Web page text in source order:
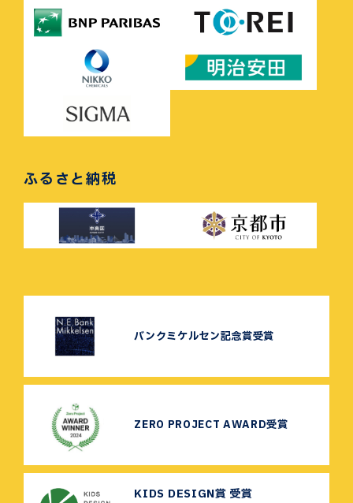
ふるさと納税
バンクミケルセン記念賞受賞
ZERO PROJECT AWARD受賞
KIDS DESIGN賞 受賞